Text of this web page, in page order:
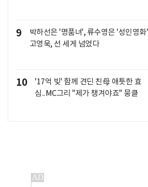
9
박하선은 '명품녀', 류수영은 '성인영
고영욱, 선 세게 넘었다
10
'17억 빚' 함께 견딘 친母 애틋한 효
심..MC그리 "제가 챙겨야죠" 뭉클